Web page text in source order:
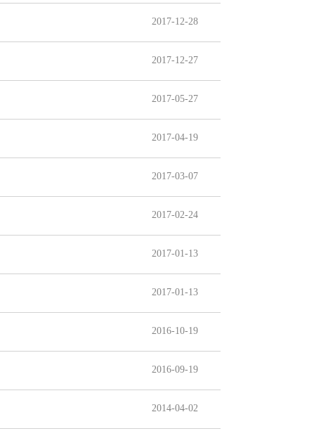
2017-12-28
2017-12-27
2017-05-27
2017-04-19
2017-03-07
2017-02-24
2017-01-13
2017-01-13
2016-10-19
2016-09-19
2014-04-02